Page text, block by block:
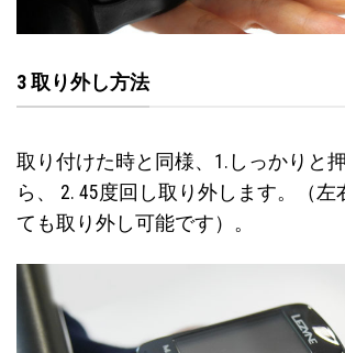
3 取り外し方法
取り付けた時と同様、1.しっかりと
ら、 2. 45度回し取り外します。（左
ても取り外し可能です）。